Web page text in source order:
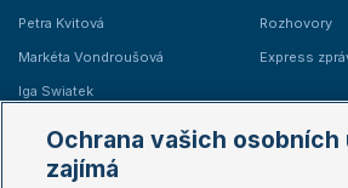
Petra Kvitová
Markéta Vondroušová
Iga Swiatek
Rozhovory
Express
Žebříčky
Ochrana vašich osobních
zajímá